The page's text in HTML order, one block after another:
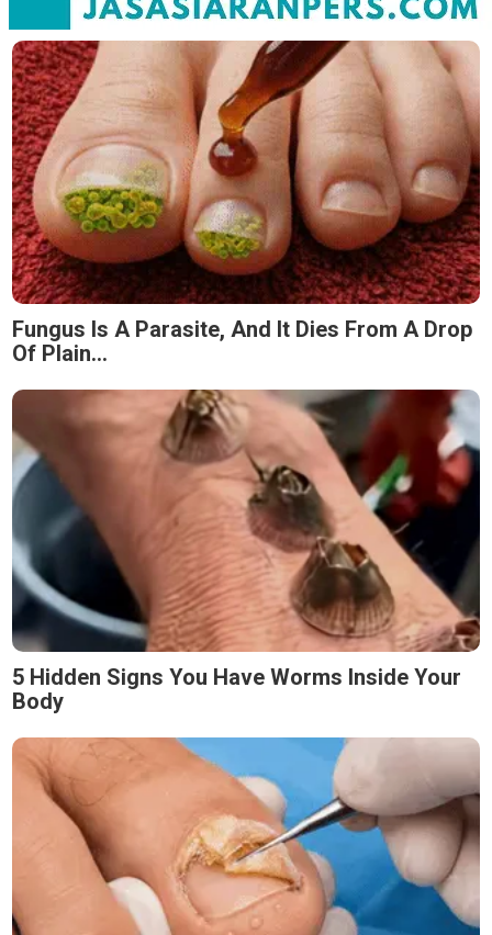
Fungus Is A Parasite, And It Dies From A Drop
Of Plain...
5 Hidden Signs You Have Worms Inside Your
Body